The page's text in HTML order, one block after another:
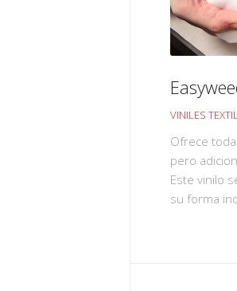
VINILES
Ofrece
pero
Este vinilo
su forma